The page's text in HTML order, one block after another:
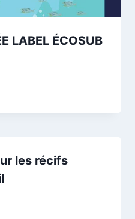
LABEL ÉCOSUB
les récifs